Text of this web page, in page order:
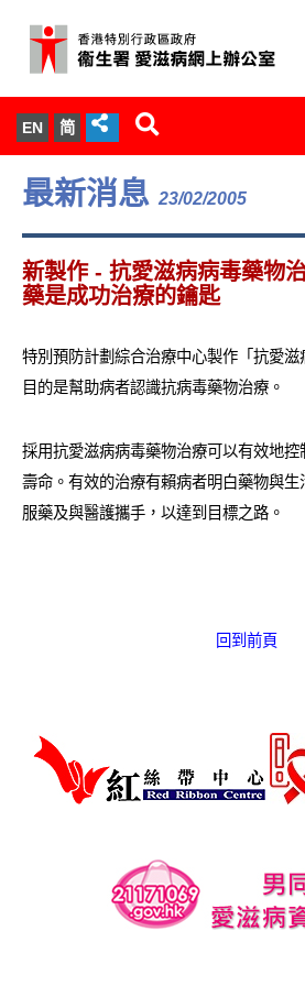
EN 简
關於我們
服務範圍
文件櫃
統計數字
愛滋病病毒感染與醫護人員專家組
愛滋病呈報表格
最新消息 23/02/2005
新製作 - 抗愛滋病病毒藥物
藥是成功治療的鑰匙
特別預防計劃綜合治療中心製作「抗愛
目的是幫助病者認識抗病毒藥物治療。
採用抗愛滋病病毒藥物治療可以有效地
壽命。有效的治療有賴病者明白藥物與
服藥及與醫護攜手，以達到目標之路。
回到前頁